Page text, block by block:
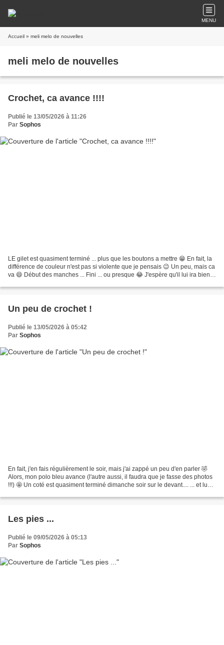
MENU
Accueil » meli melo de nouvelles
meli melo de nouvelles
Crochet, ca avance !!!!
Publié le 13/05/2026 à 11:26
Par Sophos
LE gilet est quasiment terminé ... plus que les boutons a mettre 😁 En fait, la
différence de couleur n'est pas si violente que je pensais 😉 Un peu, mais ca
va 😄 Début des manches ... Fini ... ou presque 😂 J'espère qu'il lui ira bien ...
Un peu de crochet !
Publié le 13/05/2026 à 05:42
Par Sophos
En fait, j'en fais régulièrement le soir, mais j'ai zappé un peu d'en parler 🤣
Alors, mon polo bleu avance (l'autre aussi, il faudra que je fasse des photos
!!!) 🤩 Un coté est quasiment terminé dimanche soir sur le devant.... ... et lundi
Les pies ...
Publié le 09/05/2026 à 05:13
Par Sophos